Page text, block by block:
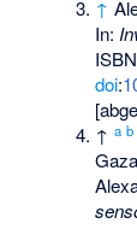
↑
In:
doi:
↑a b